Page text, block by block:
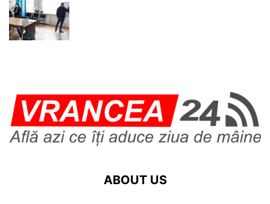
ABOUT US